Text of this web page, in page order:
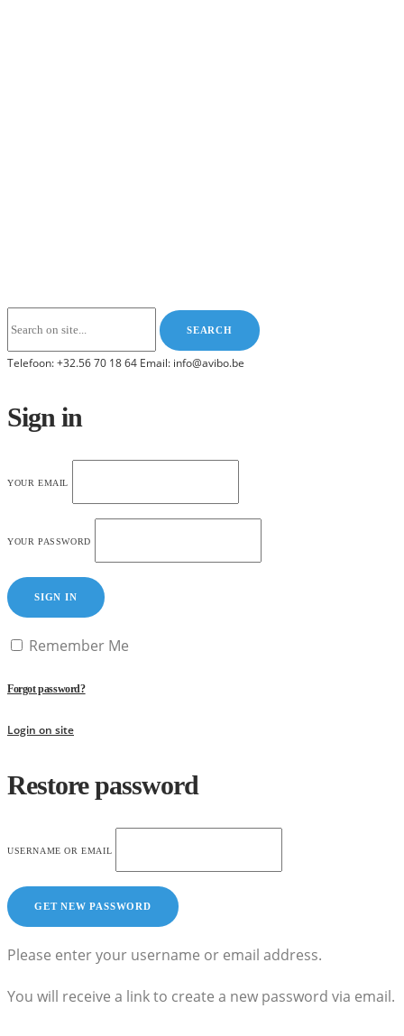
Telefoon: +32.56 70 18 64 Email: info@avibo.be
Sign in
YOUR EMAIL
YOUR PASSWORD
SIGN IN
Remember Me
Forgot password?
Login on site
Restore password
USERNAME OR EMAIL
Please enter your username or email address.
You will receive a link to create a new password via email.